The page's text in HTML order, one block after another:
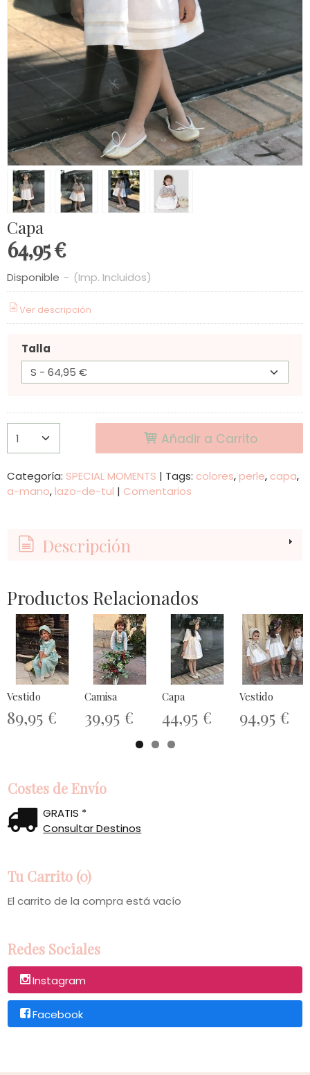
Costes de Envío
GRATIS *
Consultar Destinos
Tu Carrito (0)
El carrito de la compra está vacío
Redes Sociales
Instagram
Facebook
Capa
64,95 €
Disponible - (Imp. Incluidos)
Ver descripción
Talla
Añadir a Carrito
Categoría: SPECIAL MOMENTS | Tags: colores perle capa
a-mano lazo-de-tul | Comentarios
Descripción
Productos Relacionados
Vestido
89,95 €
Camisa
39,95 €
Capa
44,95 €
Vestido
94,95 €